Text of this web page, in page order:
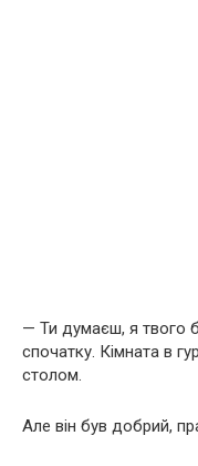
— Ти думаєш, я твого
спочатку. Кімната в
столом.
Але він був добрий,